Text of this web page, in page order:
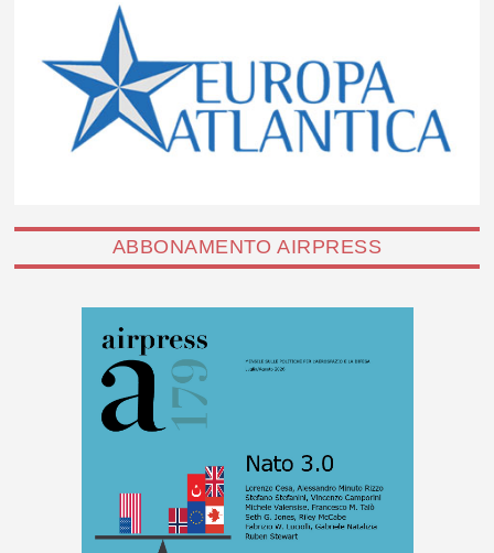
ABBONAMENTO AIRPRESS